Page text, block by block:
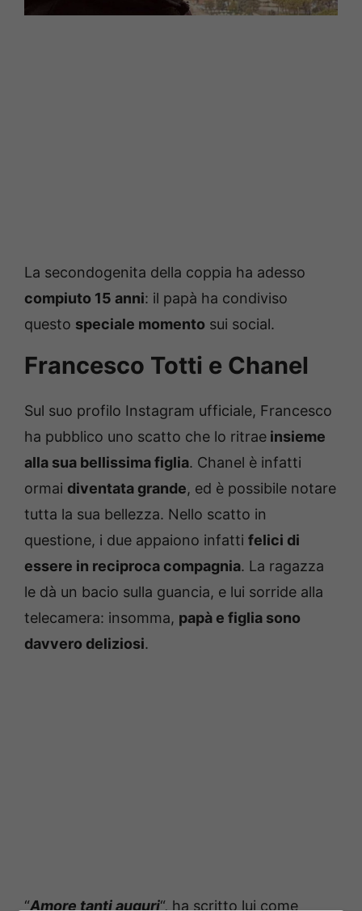
La secondogenita della coppia ha adesso
compiuto 15 anni: il papà ha condiviso
questo speciale momento sui social.
Francesco Totti e Chanel
Sul suo profilo Instagram ufficiale, Francesco
ha pubblico uno scatto che lo ritrae insieme
alla sua bellissima figlia. Chanel è infatti
ormai diventata grande, ed è possibile notare
tutta la sua bellezza. Nello scatto in
questione, i due appaiono infatti felici di
essere in reciproca compagnia. La ragazza
le dà un bacio sulla guancia, e lui sorride alla
telecamera: insomma, papà e figlia sono
davvero deliziosi.
“Amore tanti auguri“, ha scritto lui come